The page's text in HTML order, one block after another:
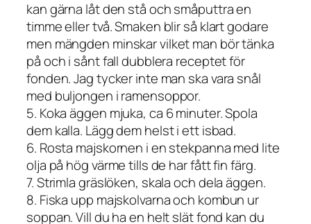
kan gärna låt den stå och småputtra en
timme eller två. Smaken blir så klart godare
men mängden minskar vilket man bör tänka
på och i sånt fall dubblera receptet för
fonden. Jag tycker inte man ska vara snål
med buljongen i ramensoppor.
5. Koka äggen mjuka, ca 6 minuter. Spola
dem kalla. Lägg dem helst i ett isbad.
6. Rosta majskornen i en stekpanna med lite
olja på hög värme tills de har fått fin färg.
7. Strimla gräslöken, skala och dela äggen.
8. Fiska upp majskolvarna och kombun ur
soppan. Vill du ha en helt slät fond kan du